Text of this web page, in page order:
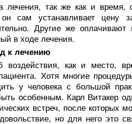
лечения, так же как и время,
сам устанав­ливает цену
Другие же оплачивают
в ходе лечения.
к лечению
воздействия, как и место,
Хотя многие
у человека с большой
особенным. Карл Витакер
встреч, после которых
но для него это